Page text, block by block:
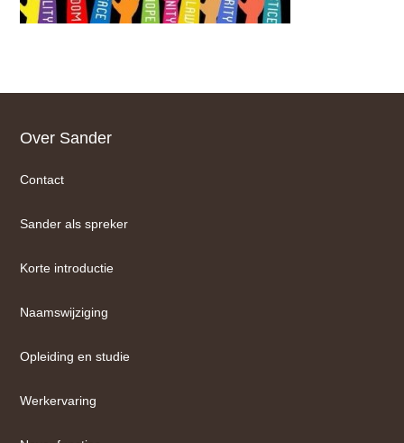
Footer
Over Sander
Contact
Sander als spreker
Korte introductie
Naamswijziging
Opleiding en studie
Werkervaring